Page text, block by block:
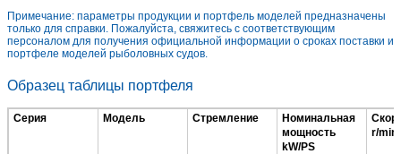
Примечание: параметры продукции и портфель моделей предназначены
только для справки. Пожалуйста, свяжитесь с соответствующим
персоналом для получения официальной информации о сроках поставки и
портфеле моделей рыболовных судов.
Образец таблицы портфеля
Серия Модель Стремление
Номинальная
мощность
kW/PS
r/min